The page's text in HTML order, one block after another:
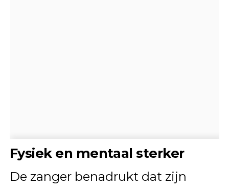
Fysiek en mentaal sterker
De zanger benadrukt dat zijn